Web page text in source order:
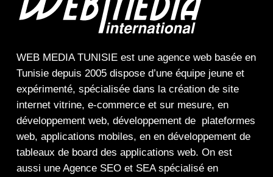
WEB MEDIA TUNISIEest une agence webbasée en
Tunisie depuis 2005 dispose d’une équipe jeune et
expérimenté, spécialisée dans la création de site
internet vitrine, e-commerceet sur mesure, en
développement web, développement de plateformes
web, applications mobiles, en en développement de
tableaux de boarddes applications web. On est
aussi une Agence SEOet SEAspécialisé en